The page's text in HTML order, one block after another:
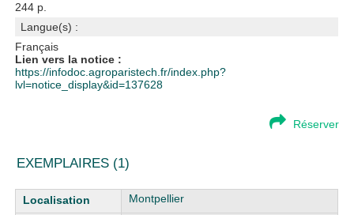
244 p.
Langue(s) :
Français
Lien vers la notice :
https://infodoc.agroparistech.fr/index.php?
lvl=notice_display&id=137628
Réserver
EXEMPLAIRES (1)
Liste des exemplaires
Montpellier